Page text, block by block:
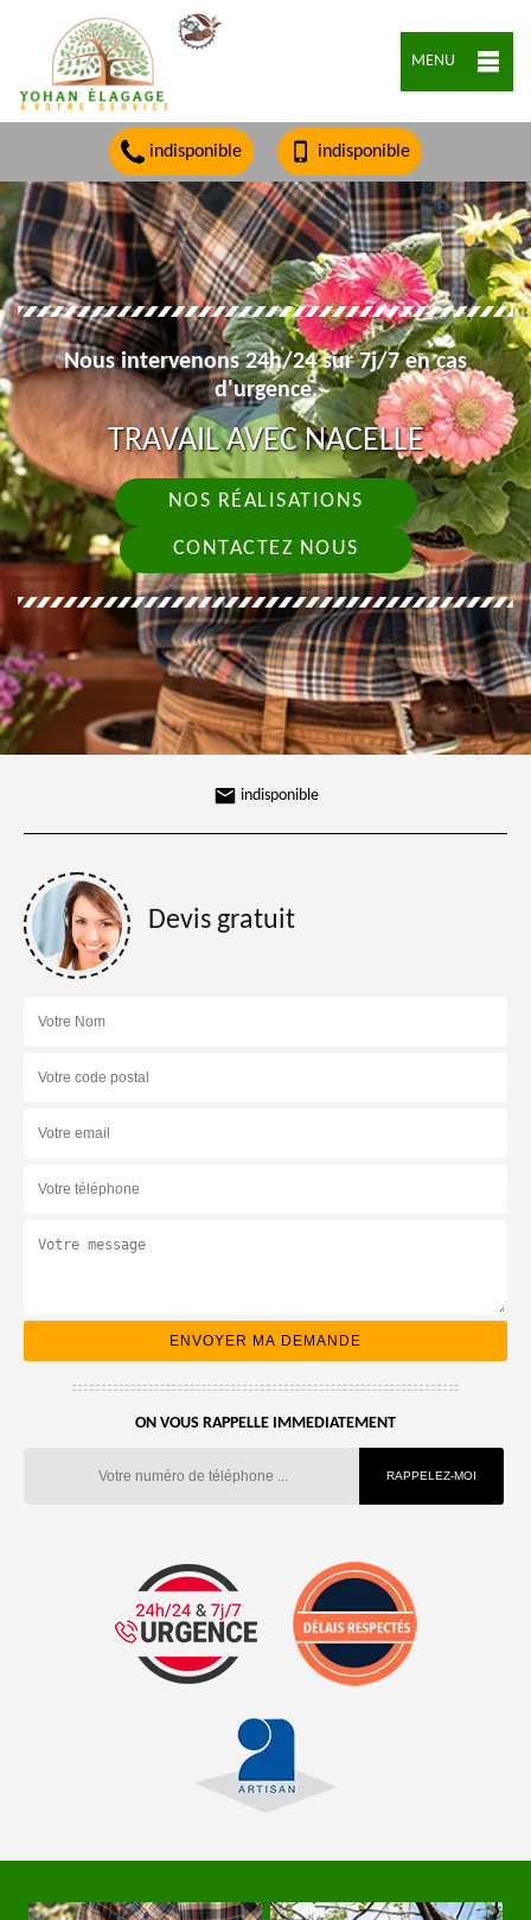
MENU
indisponible indisponible
Nous intervenons 24h/24 sur 7j/7 en cas
d'urgence.
TRAVAIL AVEC NACELLE
NOS RÉALISATIONS
CONTACTEZ NOUS
indisponible
Devis gratuit
ON VOUS RAPPELLE IMMEDIATEMENT